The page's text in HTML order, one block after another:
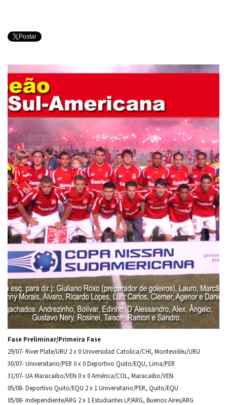
Postar
Fase Preliminar/Primeira Fase
29/07- River Plate/URU 2 x 0 Universidad Catolica/CHI, Montevidéu/URU
30/07- Universitario/PER 0 x 0 Deportivo Quito/EQU, Lima/PER
31/07- UA Maracaibo/VEN 0 x 0 América/COL, Maracaibo/VEN
05/08- Deportivo Quito/EQU 2 x 1 Universitario/PER, Quito/EQU
05/08- Independiente/ARG 2 x 1 Estudiantes LP/ARG, Buenos Aires/ARG